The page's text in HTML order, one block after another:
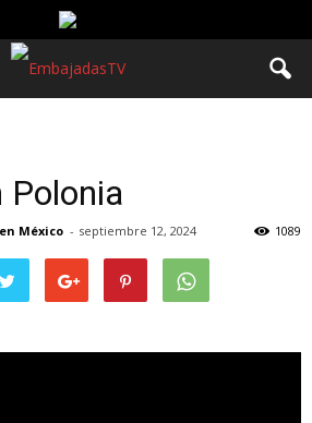
Polonia
México - septiembre 12, 2024 1089